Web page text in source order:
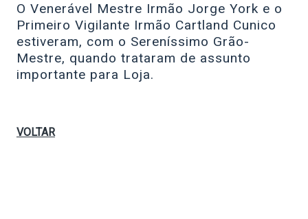
O Venerável Mestre Irmão Jorge York e o
Primeiro Vigilante Irmão Cartland Cunico
estiveram, com o Sereníssimo Grão-
Mestre, quando trataram de assunto
importante para Loja.
VOLTAR